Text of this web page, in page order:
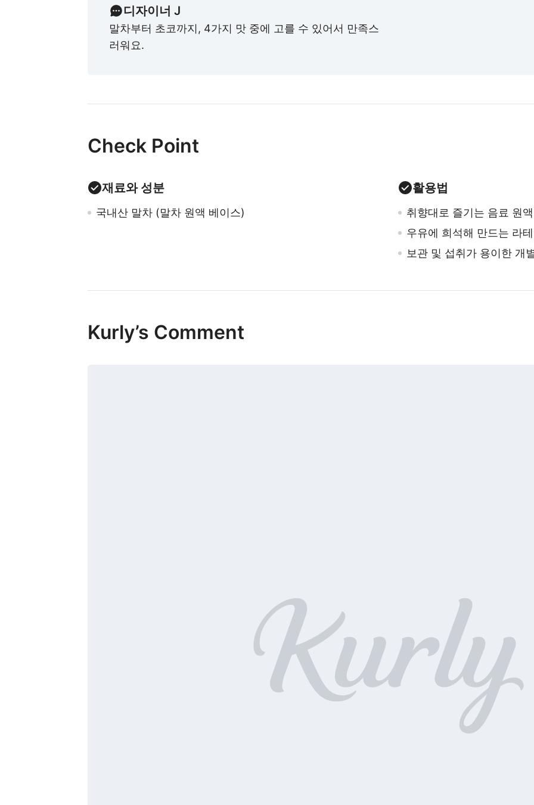
디자이너 J
말차부터 초코까지, 4가지 맛 중에 고를 수 있어서 만족스
러워요.
Check Point
재료와 성분
국내산 말차 (말차 원액 베이스)
활용법
취향대로 즐기는 음료 원액
우유에 희석해 만드는 라테
보관 및 섭취가 용이한 개
Kurly’s Comment